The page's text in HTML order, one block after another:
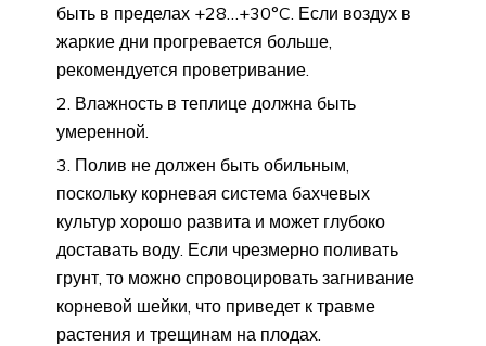
быть в пределах +28…+30°C. Если воздух в
жаркие дни прогревается больше,
рекомендуется проветривание.
Влажность в теплице должна быть
умеренной.
Полив не должен быть обильным,
поскольку корневая система бахчевых
культур хорошо развита и может глубоко
доставать воду. Если чрезмерно поливать
грунт, то можно спровоцировать загнивание
корневой шейки, что приведет к травме
растения и трещинам на плодах.